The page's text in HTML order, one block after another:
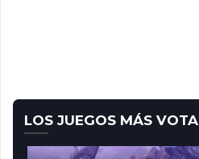
LOS JUEGOS MÁS